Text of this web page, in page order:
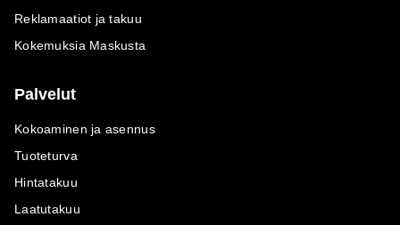
Reklamaatiot ja takuu
Kokemuksia Maskusta
Palvelut
Kokoaminen ja asennus
Tuoteturva
Hintatakuu
Laatutakuu